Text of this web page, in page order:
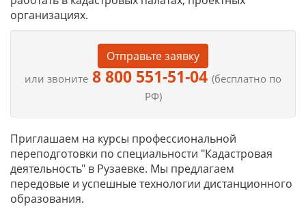
организациях.
Отправьте заявку
или звоните 8 800 551-51-04 (бесплатно по
РФ)
Приглашаем на курсы профессиональной
переподготовки по специальности "Кадастровая
деятельность" в Рузаевке. Мы предлагаем
передовые и успешные технологии дистанционного
образования.